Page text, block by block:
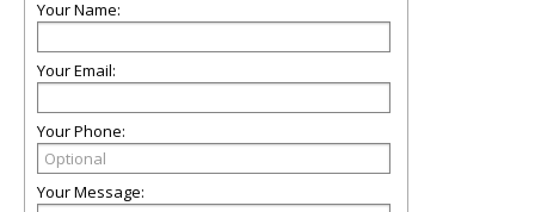
Your Name:
Your Email:
Your Phone:
Your Message: